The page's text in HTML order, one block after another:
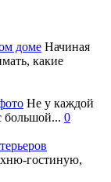
доме Начиная
какие
Не у каждой
большой... 0
гостиную,